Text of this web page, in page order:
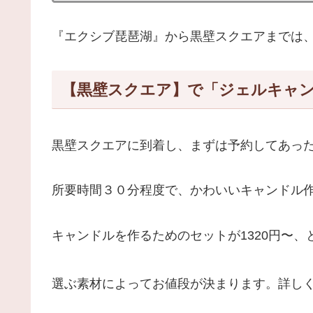
『エクシブ琵琶湖』から黒壁スクエアまでは
【黒壁スクエア】で「ジェルキャ
黒壁スクエアに到着し、まずは予約してあっ
所要時間３０分程度で、かわいいキャンドル
キャンドルを作るためのセットが1320円〜
選ぶ素材によってお値段が決まります。詳し